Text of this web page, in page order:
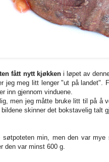
fått nytt kjøkkeni løpet av
jeg meg litt lenger "ut på landet".
inn gjennom vinduene.
men jeg måtte bruke litt til på å
skinner det bokstavelig talt
søtpoteten min, men den var
den var minst 600 g.